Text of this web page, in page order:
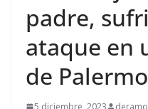
padre,
ataque en
de
5 diciembre, 2023